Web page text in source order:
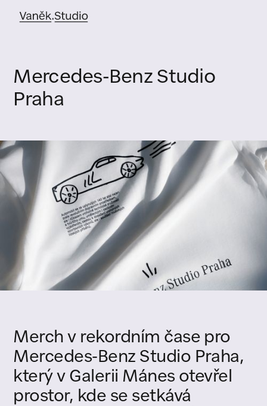
Mercedes-Benz Studio
Praha
Merch v rekordním čase pro
Mercedes-Benz Studio Praha,
který v Galerii Mánes otevřel
prostor, kde se setkává